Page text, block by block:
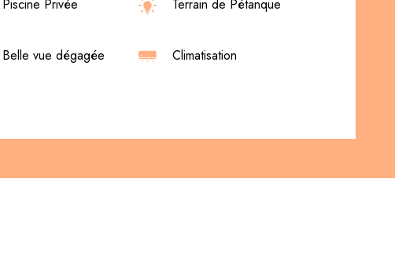
Piscine Privée Terrain de Pétanque
Belle vue dégagée Climatisation